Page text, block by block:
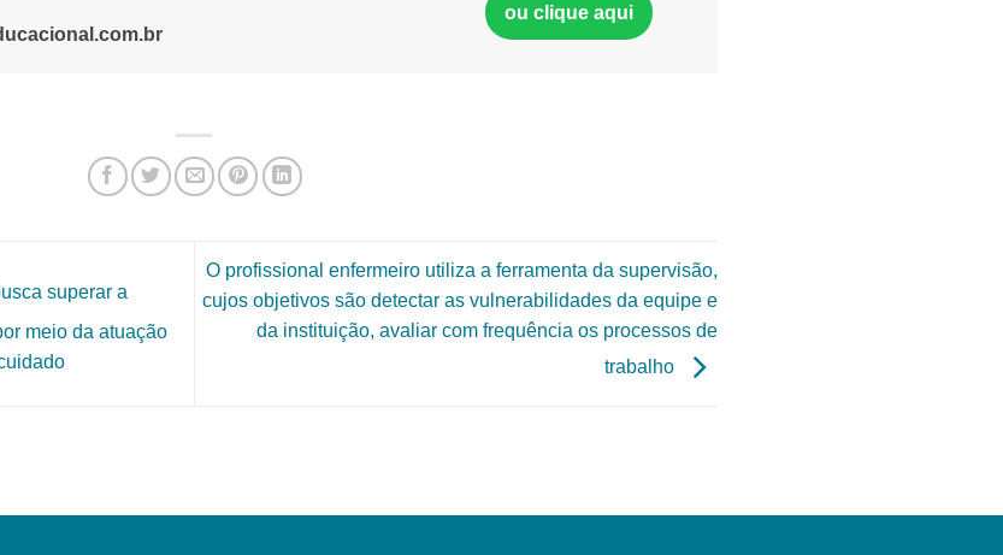
ou clique aqui
superar a
meio da atuação
O profissional enfermeiro utiliza a ferramenta da supervisão,
cujos objetivos são detectar as vulnerabilidades da equipe e
da instituição, avaliar com frequência os processos de
trabalho